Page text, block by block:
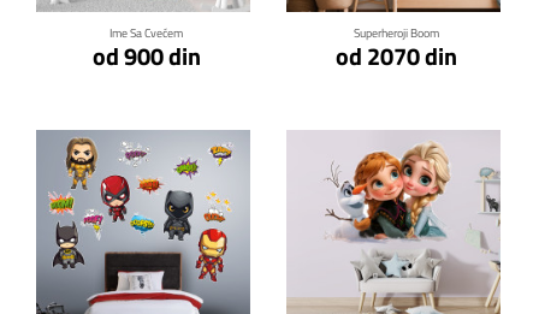
Ime Sa Cvećem
od 900 din
Superheroji Boom
od 2070 din
Klikni za detalje Klikni za detalje